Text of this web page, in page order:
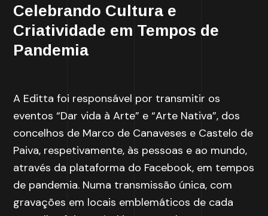
Celebrando Cultura e
Criatividade em Tempos de
Pandemia
A Editta foi responsável por transmitir os
eventos “Dar vida à Arte” e “Arte Nativa”, dos
concelhos de Marco de Canaveses e Castelo de
Paiva, respetivamente, às pessoas e ao mundo,
através da plataforma do Facebook, em tempos
de pandemia. Numa transmissão única, com
gravações em locais emblemáticos de cada